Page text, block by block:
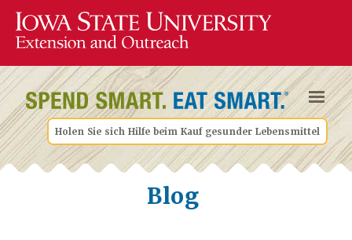
Holen Sie sich Hilfe beim Kauf gesunder Lebensmittel
Blog